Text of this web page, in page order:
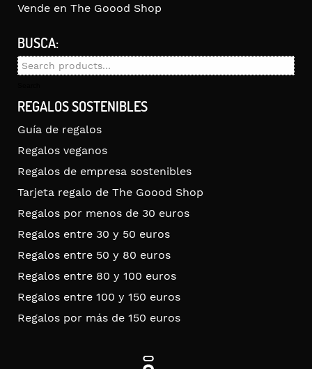
Vende en The Goood Shop
BUSCA:
Search
REGALOS SOSTENIBLES
Guía de regalos
Regalos veganos
Regalos de empresa sostenibles
Tarjeta regalo de The Goood Shop
Regalos por menos de 30 euros
Regalos entre 30 y 50 euros
Regalos entre 50 y 80 euros
Regalos entre 80 y 100 euros
Regalos entre 100 y 150 euros
Regalos por más de 150 euros